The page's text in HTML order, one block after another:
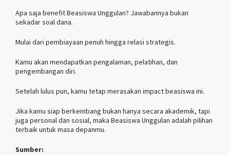
Apa saja benefit Beasiswa Unggulan? Jawabannya bukan
sekadar soal dana.
Mulai dari pembiayaan penuh hingga relasi strategis.
Kamu akan mendapatkan pengalaman, pelatihan, dan
pengembangan diri.
Setelah lulus pun, kamu tetap merasakan impact beasiswa ini.
Jika kamu siap berkembang bukan hanya secara akademik, tapi
juga personal dan sosial, maka Beasiswa Unggulan adalah pilihan
terbaik untuk masa depanmu.
Sumber: